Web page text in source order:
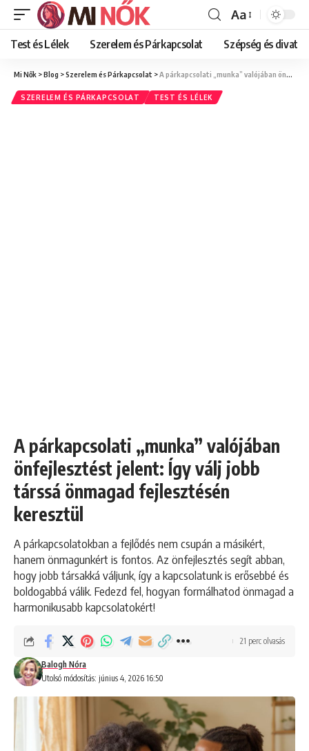
Font
Resizer
Aa
Test és Lélek Szerelem és Párkapcsolat Szépség és divat
Mi Nők >Blog >Szerelem és Párkapcsolat >A párkapcsolati „munka” valójában önfejlesztést jelent: Így válj jobb társsá önmagad fejlesztésén keresztül
SZERELEM ÉS PÁRKAPCSOLAT TEST ÉS LÉLEK
A párkapcsolati „munka” valójában
önfejlesztést jelent: Így válj jobb
társsá önmagad fejlesztésén
keresztül
A párkapcsolatokban a fejlődés nem csupán a másikért,
hanem önmagunkért is fontos. Az önfejlesztés segít abban,
hogy jobb társakká váljunk, így a kapcsolatunk is erősebbé és
boldogabbá válik. Fedezd fel, hogyan formálhatod önmagad a
harmonikusabb kapcsolatokért!
Utolsó módosítás: június 4, 2026 16:50
Balogh Nóra
21 perc olvasás